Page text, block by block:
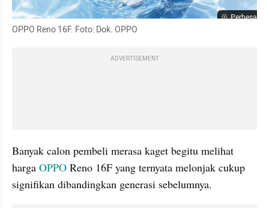
Perbesar
OPPO Reno 16F. Foto: Dok. OPPO
ADVERTISEMENT
Banyak calon pembeli merasa kaget begitu melihat
harga OPPO Reno 16F yang ternyata melonjak cukup
signifikan dibandingkan generasi sebelumnya.